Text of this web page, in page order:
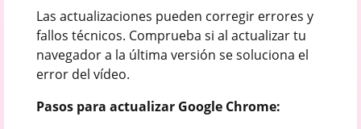
Las actualizaciones pueden corregir errores y
fallos técnicos. Comprueba si al actualizar tu
navegador a la última versión se soluciona el
error del vídeo.
Pasos para actualizar Google Chrome: